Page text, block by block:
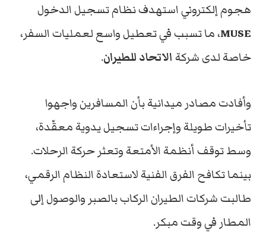
هجوم إلكتروني استهدف نظام تسجيل الدخول
MUSE، ما تسبب في تعطيل واسع لعمليات السفر،
خاصة لدى شركة الاتحاد للطيران.
وأفادت مصادر ميدانية بأن المسافرين واجهوا
تأخيرات طويلة وإجراءات تسجيل يدوية معقّدة،
وسط توقف أنظمة الأمتعة وتعثر حركة الرحلات.
بينما تكافح الفرق الفنية لاستعادة النظام الرقمي،
طالبت شركات الطيران الركاب بالصبر والوصول إلى
المطار في وقت مبكر.